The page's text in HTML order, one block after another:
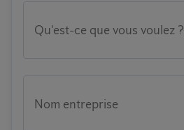
Qu'est-ce que vous voulez ?
Nom entreprise